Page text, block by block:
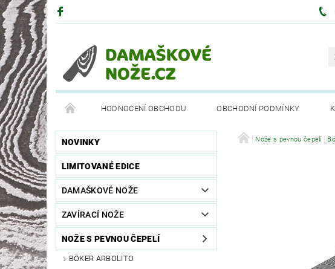
HODNOCENÍ OBCHODU OBCHODNÍ PODMÍNKY
DRUHY OCELÍ BÖKEROVA MANUFAKTURA
NOVINKY
LIMITOVANÉ EDICE
DAMAŠKOVÉ NOŽE
ZAVÍRACÍ NOŽE
NOŽE S PEVNOU ČEPELÍ
BÖKER ARBOLITO
Nože s pevnou čepelí